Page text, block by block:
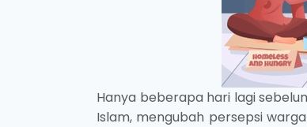
Hanya beberapa hari lagi
Islam, mengubah persepsi